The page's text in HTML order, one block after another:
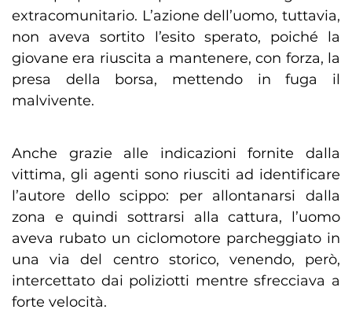
extracomunitario. L’azione dell’uomo, tuttavia,
non aveva sortito l’esito sperato, poiché la
giovane era riuscita a mantenere, con forza, la
presa della borsa, mettendo in fuga il
malvivente.
Anche grazie alle indicazioni fornite dalla
vittima, gli agenti sono riusciti ad identificare
l’autore dello scippo: per allontanarsi dalla
zona e quindi sottrarsi alla cattura, l’uomo
aveva rubato un ciclomotore parcheggiato in
una via del centro storico, venendo, però,
intercettato dai poliziotti mentre sfrecciava a
forte velocità.